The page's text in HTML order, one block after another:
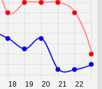
18 19 20 21 22